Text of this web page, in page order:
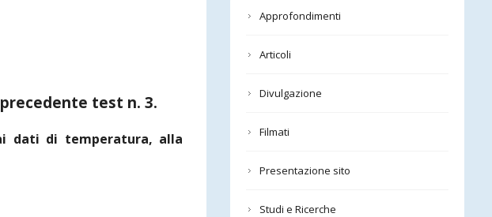
test n. 3.
dati di temperatura, alla
Approfondimenti
Articoli
Divulgazione
Filmati
Presentazione sito
Studi e Ricerche